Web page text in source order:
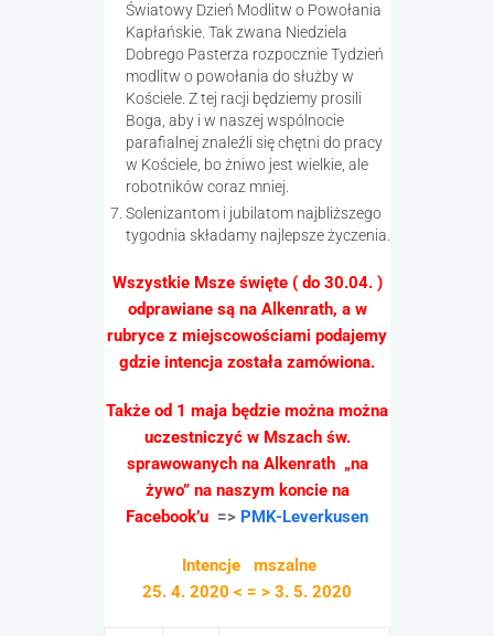
Światowy Dzień Modlitw o Powołania
Kapłańskie. Tak zwana Niedziela
Dobrego Pasterza rozpocznie Tydzień
modlitw o powołania do służby w
Kościele. Z tej racji będziemy prosili
Boga, aby i w naszej wspólnocie
parafialnej znaleźli się chętni do pracy
w Kościele, bo żniwo jest wielkie, ale
robotników coraz mniej.
Solenizantom i jubilatom najbliższego
tygodnia składamy najlepsze życzenia.
Wszystkie Msze święte ( do 30.04. )
odprawiane są na Alkenrath, a w
rubryce z miejscowościami podajemy
gdzie intencja została zamówiona.
Także od 1 maja będzie można można
uczestniczyć w Mszach św.
sprawowanych na Alkenrath „na
żywo” na naszym koncie na
Facebook’u => PMK-Leverkusen
Intencje mszalne
25. 4. 2020 < = > 3. 5. 2020